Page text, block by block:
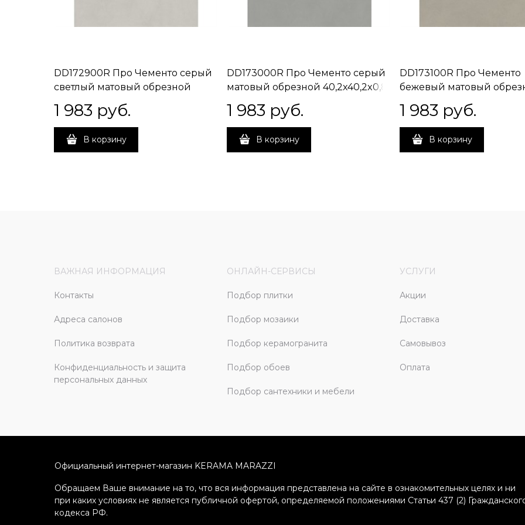
DD172900R Про Чементо серый
светлый матовый обрезной
1 983 руб.
В корзину
DD173000R Про Чементо серый
матовый обрезной 40,2x40,2x0,8
1 983 руб.
В корзину
DD173100R Про Чементо
бежевый матовый
1 983 руб.
В корзину
ВАЖНАЯ ИНФОРМАЦИЯ
Контакты
Адреса салонов
Политика возврата
Конфиденциальность и защита
персональных данных
ОНЛАЙН-СЕРВИСЫ
Подбор плитки
Подбор мозаики
Подбор керамогранита
Подбор обоев
Подбор сантехники и мебели
УСЛУГИ
Акции
Доставка
Самовывоз
Оплата
Официальный интернет-магазин KERAMA MARAZZI
Обращаем Ваше внимание на то, что вся информация представлена на сайте в ознакомительных целях и ни
при каких условиях не является публичной офертой, определяемой положениями Статьи 437 (2)
кодекса РФ.